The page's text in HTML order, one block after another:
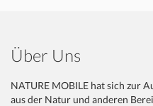
Über Uns
NATURE MOBILE hat sich zur
aus der Natur und anderen